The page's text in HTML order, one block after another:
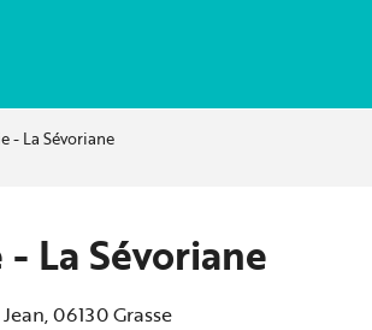
- La Sévoriane
La Sévoriane
06130 Grasse